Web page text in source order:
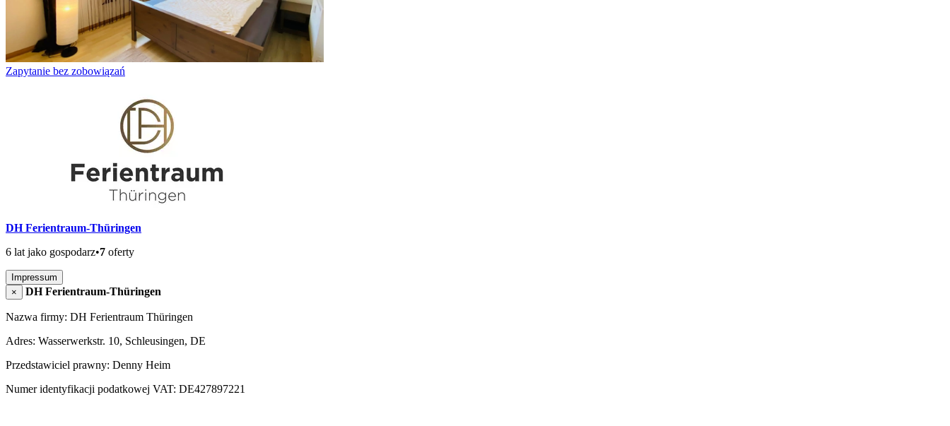
Zapytanie bez zobowiązań
DH Ferientraum-Thüringen
6 lat jako gospodarz•7 oferty
Impressum
×
DH Ferientraum-Thüringen
Nazwa firmy: DH Ferientraum Thüringen
Adres: Wasserwerkstr. 10, Schleusingen, DE
Przedstawiciel prawny: Denny Heim
Numer identyfikacji podatkowej VAT: DE427897221